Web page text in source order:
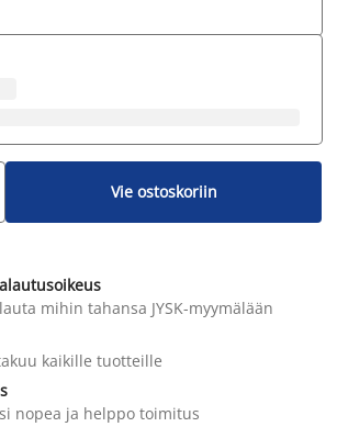
Vie ostoskoriin
mihin tahansa JYSK-myymälään
kaikille tuotteille
nopea ja helppo toimitus